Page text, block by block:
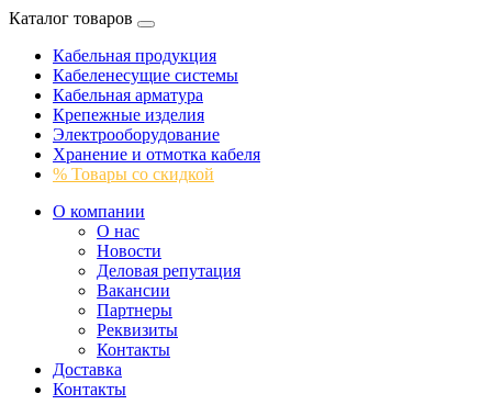
Каталог товаров
Кабельная продукция
Кабеленесущие системы
Кабельная арматура
Крепежные изделия
Электрооборудование
Хранение и отмотка кабеля
% Товары со скидкой
О компании
О нас
Новости
Деловая репутация
Вакансии
Партнеры
Реквизиты
Контакты
Доставка
Контакты